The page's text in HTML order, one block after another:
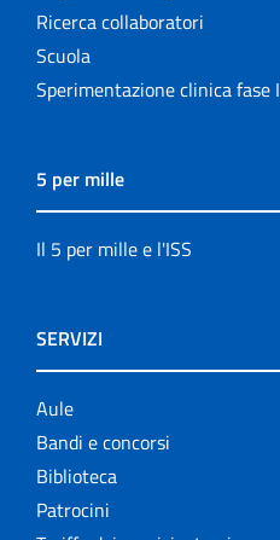
Ricerca collaboratori
Scuola
Sperimentazione clinica fase I
5 per mille
Il 5 per mille e l'ISS
SERVIZI
Aule
Bandi e concorsi
Biblioteca
Patrocini